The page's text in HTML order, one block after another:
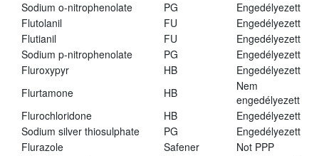
Sodium o-nitrophenolate
PG
Engedélyezett
Flutolanil
FU
Engedélyezett
Flutianil
FU
Engedélyezett
Sodium p-nitrophenolate
PG
Engedélyezett
Fluroxypyr
HB
Engedélyezett
Flurtamone
HB
Nem
engedélyezett
Flurochloridone
HB
Engedélyezett
Sodium silver thiosulphate
PG
Engedélyezett
Flurazole
Safener
Not PPP